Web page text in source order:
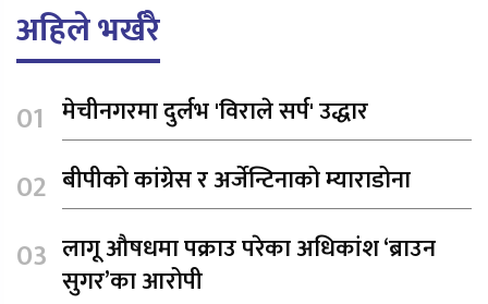
अहिले भर्खरै
मेचीनगरमा दुर्लभ 'विराले सर्प' उद्धार
बीपीको कांग्रेस र अर्जेन्टिनाको म्याराडोना
लागू औषधमा पक्राउ परेका अधिकांश ‘ब्राउन
सुगर’का आरोपी